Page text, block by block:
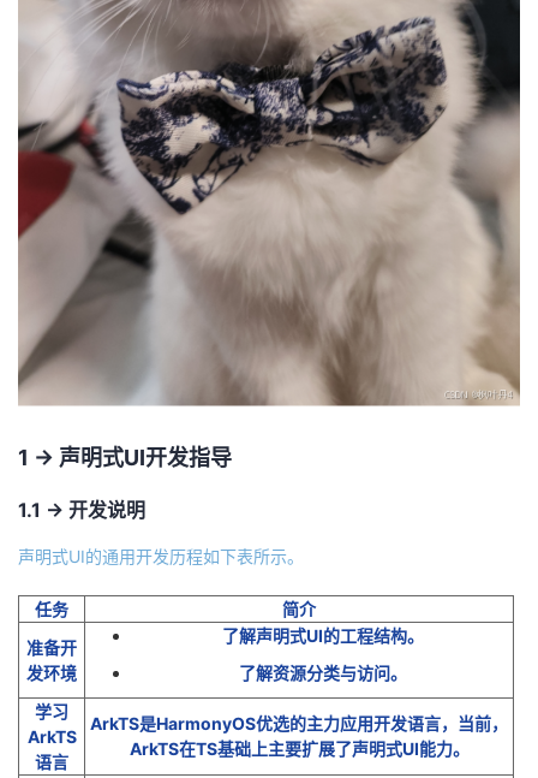
坛
圈
子
的
直
我
的
我
注
我
开
者
学
课
的
我
的
Programs
我
支
持
我
的
技
术
我
的
云
1 -> 声明式UI开发指导
1.1 -> 开发说明
声明式UI的通用开发历程如下表所示。
任务
简介
准备开
发环境
了解声明式UI的工程结构。
了解资源分类与访问。
学习
ArkTS
语言
ArkTS是HarmonyOS优选的主力应用开发语言，当前，
ArkTS在TS基础上主要扩展了声明式UI能力。